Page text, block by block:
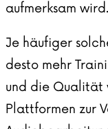
aufmerksam wird.
Je häufiger
desto mehr
und die Qualität
Plattformen zur